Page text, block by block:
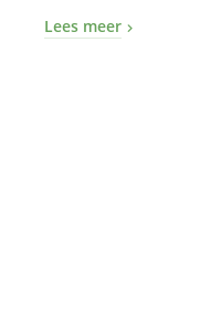
Lees meer